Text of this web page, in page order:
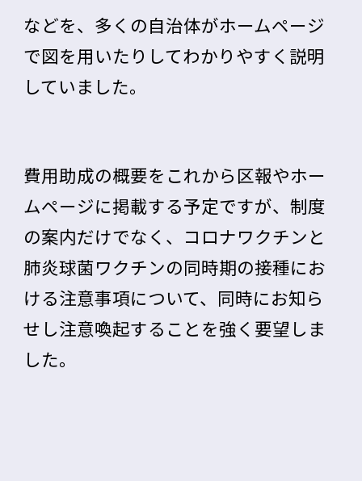
などを、多くの自治体がホームページ
で図を用いたりしてわかりやすく説明
していました。
費用助成の概要をこれから区報やホー
ムページに掲載する予定ですが、制度
の案内だけでなく、コロナワクチンと
肺炎球菌ワクチンの同時期の接種にお
ける注意事項について、同時にお知ら
せし注意喚起することを強く要望しま
した。